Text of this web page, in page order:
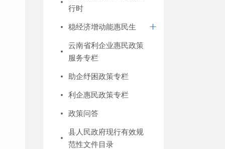
行时
稳经济增动能惠民生
云南省利企业惠民政策
服务专栏
助企纾困政策专栏
利企惠民政策专栏
政策问答
县人民政府现行有效规
范性文件目录